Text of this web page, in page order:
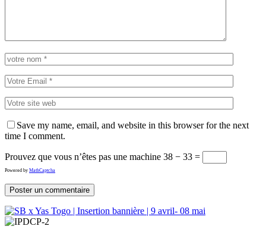
Save my name, email, and website in this browser for the next
time I comment.
Prouvez que vous n’êtes pas une machine 38 − 33 =
Powered by MathCaptcha